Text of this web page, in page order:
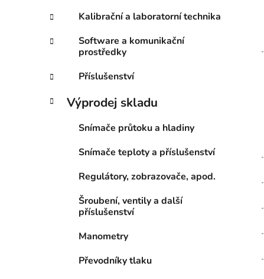
Kalibrační a laboratorní technika
Software a komunikační
prostředky
Příslušenství
Výprodej skladu
Snímače průtoku a hladiny
Snímače teploty a příslušenství
Regulátory, zobrazovače, apod.
Šroubení, ventily a další
příslušenství
Manometry
Převodníky tlaku